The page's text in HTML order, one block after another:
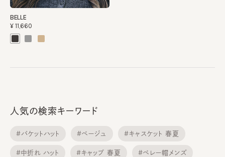
BELLE
¥11,660
人気の検索キーワード
#バケットハット #ベージュ #キャスケット 春夏
#中折れ ハット #キャップ 春夏 #ベレー帽メンズ